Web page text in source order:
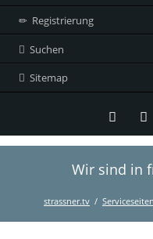
Registrierung
Suchen
Sitemap
Twitter
Wir sind in
strassner.tv Serviceseiten